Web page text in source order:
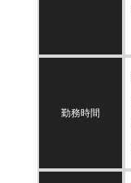
勤務時間